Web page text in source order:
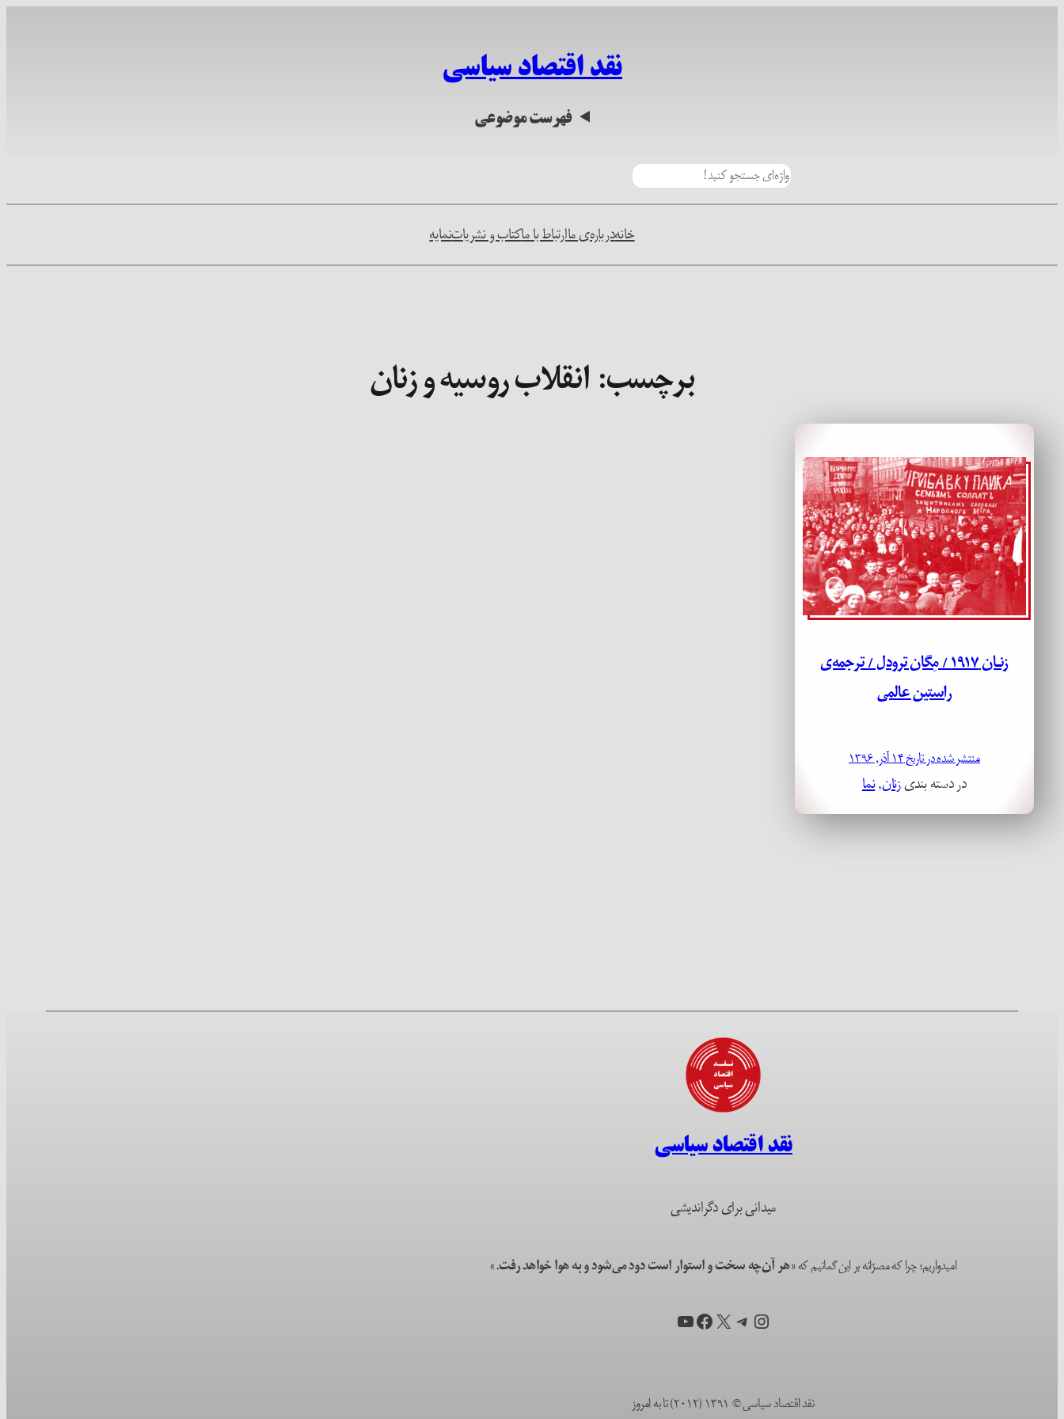
نقد اقتصاد سیاسی
فهرست موضوعی
خانهدرباره‌ی ماارتباط با ماکتاب و نشریاتنمایه
برچسب: انقلاب روسیه و زنان
زنـان ۱۹۱۷ / مِگان ترودل / ترجمه‌ی
راستین عالمی
منتشر شده در تاریخ ۱۴ آذر, ۱۳۹۶
در دسته بندیزنان, نما
نقد اقتصاد سیاسی
میدانی برای دگراندیشی
امیدواریم؛ چرا که مصرّانه بر این گمانیم که«هر آن‌چه سخت و استوار است دود می‌شود و به هوا خواهد رفت.»
اینستاگرم
تلگرام
X فیس‌بوک
یوتیوب
نقد اقتصاد سیاسی © ۱۳۹۱ (۲۰۱۲) تا به امروز